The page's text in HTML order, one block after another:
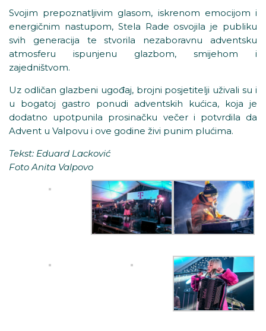
Svojim prepoznatljivim glasom, iskrenom emocijom i
energičnim nastupom, Stela Rade osvojila je publiku
svih generacija te stvorila nezaboravnu adventsku
atmosferu ispunjenu glazbom, smijehom i
zajedništvom.
Uz odličan glazbeni ugođaj, brojni posjetitelji uživali su i
u bogatoj gastro ponudi adventskih kućica, koja je
dodatno upotpunila prosinačku večer i potvrdila da
Advent u Valpovu i ove godine živi punim plućima.
Tekst: Eduard Lacković
Foto Anita Valpovo